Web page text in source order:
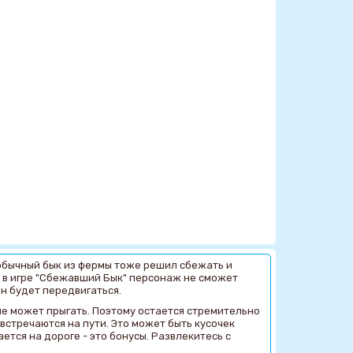
бык из фермы тоже решил сбежать и
в игре "Сбежавший Бык" персонаж не сможет
будет передвигаться.
может прыгать. Поэтому остается стремительно
на пути. Это может быть кусочек
на дороге - это бонусы. Развлекитесь с